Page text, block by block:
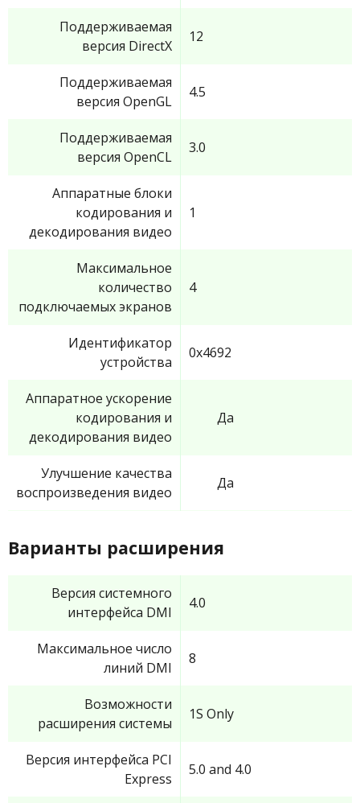
Поддерживаемая
версия DirectX
12
Поддерживаемая
версия OpenGL
4.5
Поддерживаемая
версия OpenCL
3.0
Аппаратные блоки
кодирования и
декодирования видео
1
Максимальное
количество
подключаемых экранов
4
Идентификатор
устройства
0x4692
Аппаратное ускорение
кодирования и
декодирования видео
Да
Улучшение качества
воспроизведения видео
Да
Варианты расширения
Версия системного
интерфейса DMI
4.0
Максимальное число
линий DMI
8
Возможности
расширения системы
1S Only
Версия интерфейса PCI
Express
5.0 and 4.0